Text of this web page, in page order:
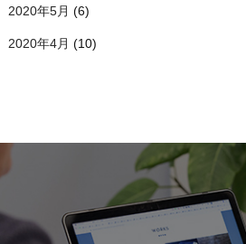
2020年5月 (6)
2020年4月 (10)